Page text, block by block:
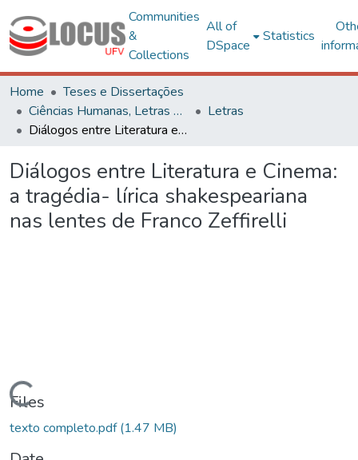
Communities
&
Collections
All of
DSpace
Statistics
Home
Teses e Dissertações
Ciências Humanas, Letras e Artes
Letras
Diálogos entre Literatura e Cinema: a tragédia- lírica shakespeariana nas lentes de Franco Zeffirelli
Diálogos entre Literatura e Cinema:
a tragédia- lírica shakespeariana
nas lentes de Franco Zeffirelli
Loading...
Files
texto completo.pdf(1.47 MB)